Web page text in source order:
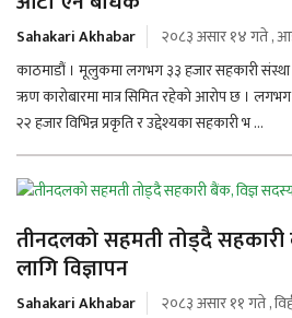
Sahakari Akhabar
२०८३ असार १४ गते ,
काठमाडौं । मूलुकमा लगभग ३३ हजार सहकारी
ऋण कारोबारमा मात्र सिमित रहेको आरोप छ ।
२२ हजार विभिन्न प्रकृति र उद्देश्यका सहकारी भ ...
तीनदलको सहमती तोड्दै
लागि विज्ञापन
Sahakari Akhabar
२०८३ असार ११ गते ,